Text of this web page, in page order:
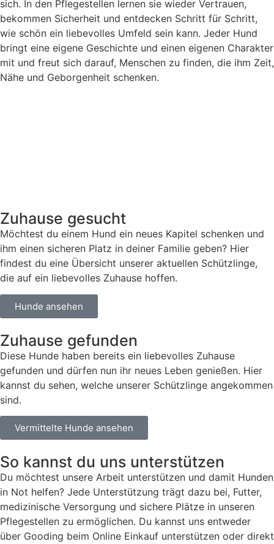
sich. In den Pflegestellen lernen sie wieder Vertrauen,
bekommen Sicherheit und entdecken Schritt für Schritt,
wie schön ein liebevolles Umfeld sein kann. Jeder Hund
bringt eine eigene Geschichte und einen eigenen Charakter
mit und freut sich darauf, Menschen zu finden, die ihm Zeit,
Nähe und Geborgenheit schenken.
Zuhause gesucht
Möchtest du einem Hund ein neues Kapitel schenken und
ihm einen sicheren Platz in deiner Familie geben? Hier
findest du eine Übersicht unserer aktuellen Schützlinge,
die auf ein liebevolles Zuhause hoffen.
Hunde ansehen
Zuhause gefunden
Diese Hunde haben bereits ein liebevolles Zuhause
gefunden und dürfen nun ihr neues Leben genießen. Hier
kannst du sehen, welche unserer Schützlinge angekommen
sind.
Vermittelte Hunde ansehen
So kannst du uns unterstützen
Du möchtest unsere Arbeit unterstützen und damit Hunden
in Not helfen? Jede Unterstützung trägt dazu bei, Futter,
medizinische Versorgung und sichere Plätze in unseren
Pflegestellen zu ermöglichen. Du kannst uns entweder
über Gooding beim Online Einkauf unterstützen oder direkt